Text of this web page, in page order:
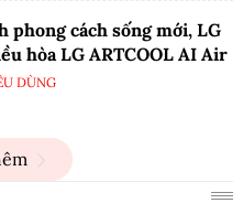
phong cách sống mới, LG
hòa LG ARTCOOL AI Air
DÙNG